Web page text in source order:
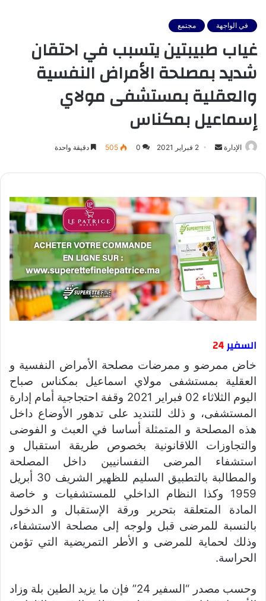
في الواجهة مجتمع
غياب طبيبتين يتسبب في احتقان
شديد بمصلحة الأمراض النفسية
والعقلية بمستشفى مولاي
إسماعيل بمكناس
الإدارة
أرسل
إلكترونيا
2 فبراير 2021 0
505 دقيقة واحدة
السفير24
خاض ممرضو و ممرضات مصلحة الأمراض النفسية و
العقلية بمستشفى مولاي اسماعيل بمكناس صباح
اليوم الثلاثاء 02 فبراير 2021 وقفة احتجاجية أمام إدارة
المستشفى، و ذلك للتنديد على تدهور الأوضاع داخل
هذه المصلحة و المتمثلة أساسا في العبث و الفوضى
والتجاوزات اللاقانونية بخصوص طريقة استقبال و
استشفاء المرضى النفسانيين داخل المصلحة
والمطالبة بالتطبيق السليم للظهير الشريف 30 أبريل
1959 وكذا النظام الداخلي للمستشفيات و خاصة
المادة المتعلقة بتحرير ورقة الإستقبال و الدخول
بالنسبة للمرضى قبل ولوجه إلى مصلحة الاستشفاء،
وذلك لحماية للمرضى و الأطر التمريضية التي تؤمن
الحراسة.
وحسب مصدر “السفير 24” فإن ما يزيد الطين بلة وزاد